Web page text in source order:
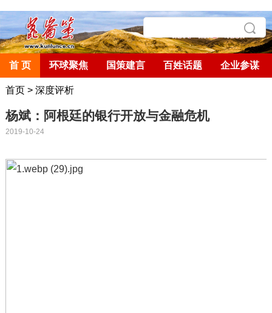
首 页 环球聚焦 国策建言 百姓话题 企业参谋
首页> 深度评析
杨斌：阿根廷的银行开放与金融危机
2019-10-24